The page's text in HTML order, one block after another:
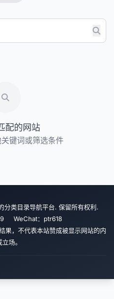
配的网站
键词或筛选条件
类目录导航平台. 保留所有权利.
WeChat：ptr618
果，不代表本站赞成被显示网站的内
场。